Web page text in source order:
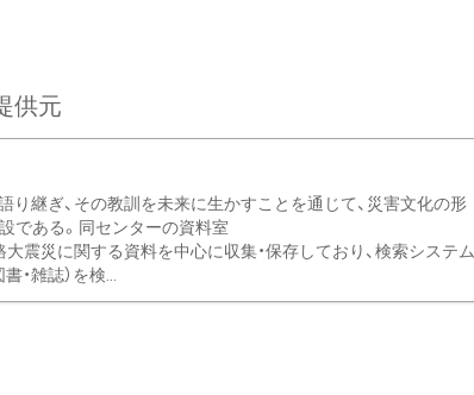
供元
り継ぎ、その教訓を未来に生かすことを通じて、災害文化の形
である。同センターの資料室
震災に関する資料を中心に収集・保存しており、検索システム
・雑誌）を検...